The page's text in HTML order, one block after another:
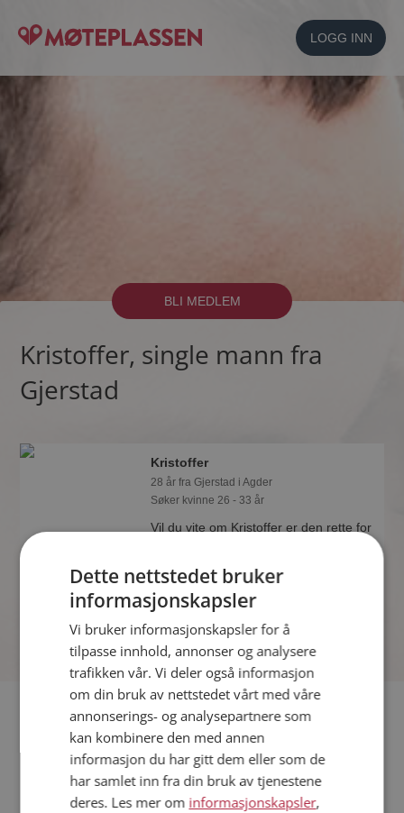
LOGG INN
BLI MEDLEM
Kristoffer, single mann fra
Gjerstad
Kristoffer
28 år fra Gjerstad i Agder
Søker kvinne 26 - 33 år
Vil du vite om Kristoffer er den rette for
treningsentusiast som deg selv?
Fler single
Flere singlemenn fra Gjerstad:Helge, Jone ,Jannss
Kvinner fra Gjerstad
Date kvinner i Norge
Dette nettstedet bruker
informasjonskapsler
Vi bruker informasjonskapsler for å
tilpasse innhold, annonser og analysere
trafikken vår. Vi deler også informasjon
om din bruk av nettstedet vårt med våre
annonserings- og analysepartnere som
kan kombinere den med annen
informasjon du har gitt dem eller som de
har samlet inn fra din bruk av tjenestene
deres. Les mer om informasjonskapsler,